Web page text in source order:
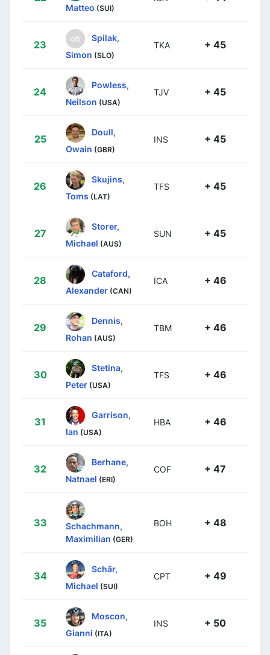
Matteo (SUI)
23
Spilak,
Simon (SLO)
TKA + 45
24
Powless,
Neilson (USA)
TJV + 45
25
Doull,
Owain (GBR)
INS + 45
26
Skujins,
Toms (LAT)
TFS + 45
27
Storer,
Michael (AUS)
SUN + 45
28
Cataford,
Alexander (CAN)
ICA + 46
29
Dennis,
Rohan (AUS)
TBM + 46
30
Stetina,
Peter (USA)
TFS + 46
31
Garrison,
Ian (USA)
HBA + 46
32
Berhane,
Natnael (ERI)
COF + 47
33
Schachmann,
Maximilian (GER)
BOH + 48
34
Schär,
Michael (SUI)
CPT + 49
35
Moscon,
Gianni (ITA)
INS + 50